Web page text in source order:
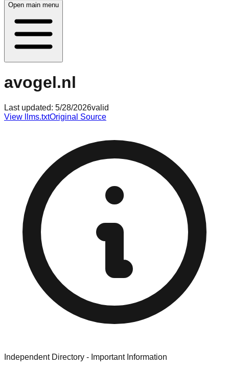
Open main menu
avogel.nl
Last updated: 5/28/2026valid
View llms.txtOriginal Source
Independent Directory - Important Information